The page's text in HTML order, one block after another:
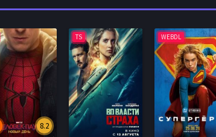
8.2
TS WEBDL